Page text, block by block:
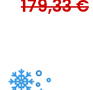
179,33€